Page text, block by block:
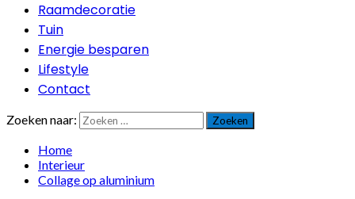
Raamdecoratie
Tuin
Energie besparen
Lifestyle
Contact
Zoeken naar:
Home
Interieur
Collage op aluminium